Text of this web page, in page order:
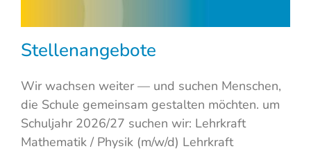
Stellenangebote
Wir wachsen weiter — und suchen Menschen,
die Schule gemeinsam gestalten möchten. um
Schuljahr 2026/27 suchen wir: Lehrkraft
Mathematik / Physik (m/w/d) Lehrkraft